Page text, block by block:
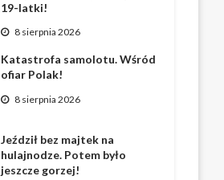
19-latki!
8 sierpnia 2026
Katastrofa samolotu. Wśród
ofiar Polak!
8 sierpnia 2026
Jeździł bez majtek na
hulajnodze. Potem było
jeszcze gorzej!